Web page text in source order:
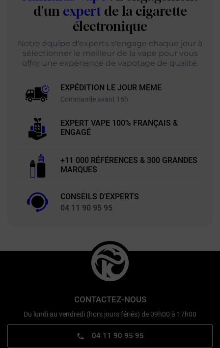
d'un expert de la cigarette
électronique
Notre équipe d'experts s'engage chaque jour à
sélectionner le meilleur de la vape pour vous
offrir une expérience de vapotage de qualité.
EXPÉDITION LE JOUR MÊME
Commande avant 16h
EXPERT VAPE 100% FRANÇAIS &
ENGAGÉ
+11 000 RÉFÉRENCES & 300 GRANDES
MARQUES
CONSEILS D'EXPERTS
04 11 90 95 95
CONTACTEZ-NOUS
Du lundi au vendredi (hors jours fériés) de 09h00 à 17h00
04 11 90 95 95